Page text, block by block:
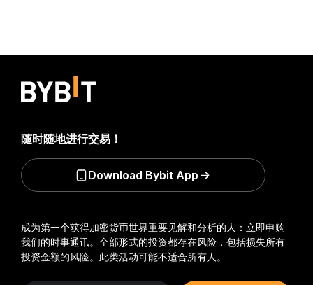
成为第一个获得加密货币世界重要见解和分析的人：立即申购
我们的时事通讯。 全部形式的投资都存在风险，包括损失所有
投资金额的风险。此类活动可能不适合所有人。
随时随地进行交易！
Download Bybit App